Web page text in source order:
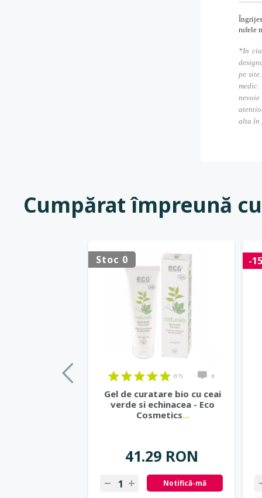
rufele
*In
pe
alta în
Cumpărat împreună
Stoc 0
(17) 0
Gel de curatare bio cu ceai
verde si echinacea - Eco
Cosmetics...
41.29 RON
Notifică-mă
-